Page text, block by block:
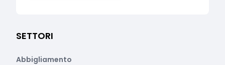
SETTORI
Abbigliamento